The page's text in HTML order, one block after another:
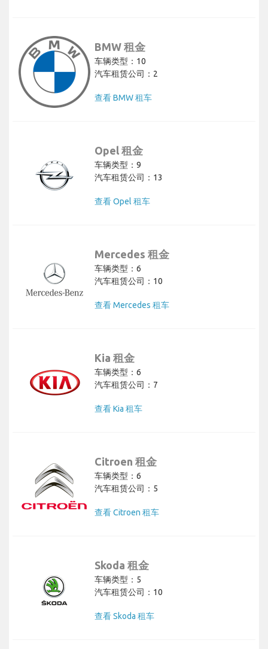
BMW 租金
车辆类型：10
汽车租赁公司：2
查看 BMW 租车
Opel 租金
车辆类型：9
汽车租赁公司：13
查看 Opel 租车
Mercedes 租金
车辆类型：6
汽车租赁公司：10
查看 Mercedes 租车
Kia 租金
车辆类型：6
汽车租赁公司：7
查看 Kia 租车
Citroen 租金
车辆类型：6
汽车租赁公司：5
查看 Citroen 租车
Skoda 租金
车辆类型：5
汽车租赁公司：10
查看 Skoda 租车